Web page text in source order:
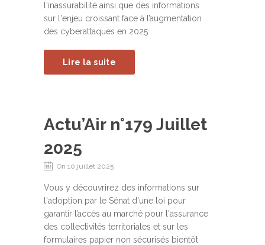
l'inassurabilité ainsi que des informations
sur l'enjeu croissant face à l’augmentation
des cyberattaques en 2025.
Lire la suite
Actu’Air n°179 Juillet
2025
On 10 juillet 2025
Vous y découvrirez des informations sur
l'adoption par le Sénat d'une loi pour
garantir l’accès au marché pour l'assurance
des collectivités territoriales et sur les
formulaires papier non sécurisés bientôt